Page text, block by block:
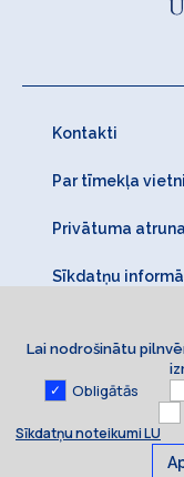
Kontakti
Par tīmekļa vietni
Privātuma atruna
Sīkdatņu
Lai nodrošinātu
Obligātās
Sīkdatņu noteikumi LU